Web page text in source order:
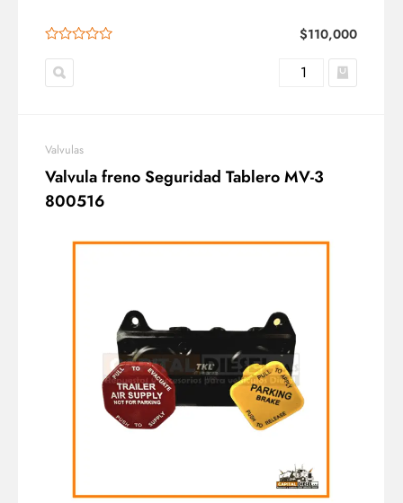
$110,000
Valvulas
Valvula freno Seguridad Tablero MV-3
800516